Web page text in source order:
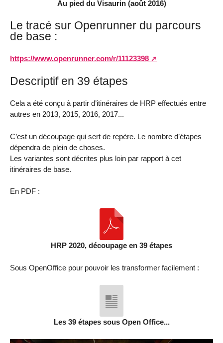
Au pied du Visaurin (août 2016)
Le tracé sur Openrunner du parcours
de base :
https://www.openrunner.com/r/11123398
Descriptif en 39 étapes
Cela a été conçu à partir d’itinéraires de HRP effectués entre
autres en 2013, 2015, 2016, 2017...
C’est un découpage qui sert de repère. Le nombre d’étapes
dépendra de plein de choses.
Les variantes sont décrites plus loin par rapport à cet
itinéraires de base.
En PDF :
HRP 2020, découpage en 39 étapes
Sous OpenOffice pour pouvoir les transformer facilement :
Les 39 étapes sous Open Office...